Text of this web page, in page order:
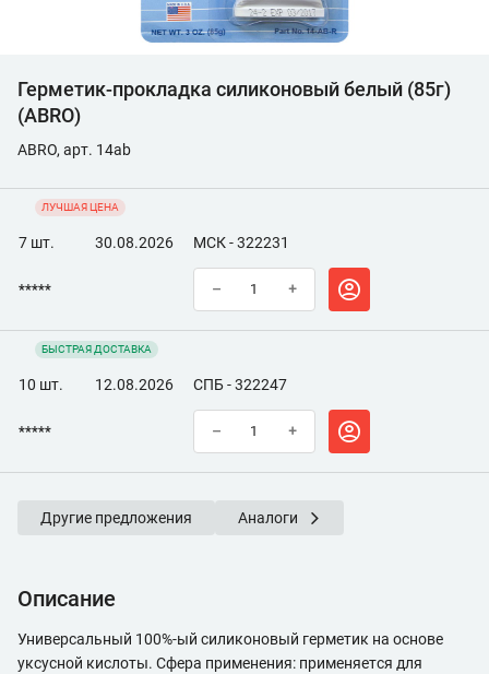
Герметик-прокладка силиконовый белый (85г)
(ABRO)
ABRO, арт. 14ab
ЛУЧШАЯ ЦЕНА
7 шт. 30.08.2026 МСК - 322231
***** – +
БЫСТРАЯ ДОСТАВКА
10 шт. 12.08.2026 СПБ - 322247
***** – +
Другие предложения Аналоги
Описание
Универсальный 100%-ый силиконовый герметик на основе
уксусной кислоты. Сфера применения: применяется для